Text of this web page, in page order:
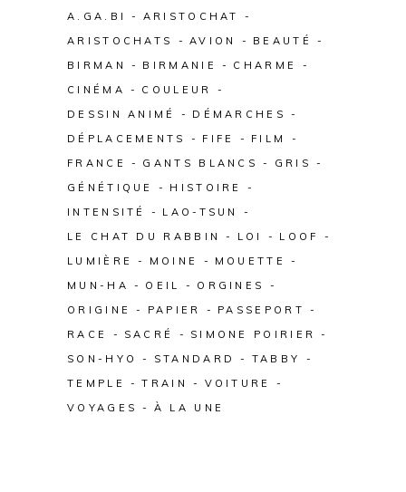
A.GA.BI
ARISTOCHAT
ARISTOCHATS
AVION
BEAUTÉ
BIRMAN
BIRMANIE
CHARME
CINÉMA
COULEUR
DESSIN ANIMÉ
DÉMARCHES
DÉPLACEMENTS
FIFE
FILM
FRANCE
GANTS BLANCS
GRIS
GÉNÉTIQUE
HISTOIRE
INTENSITÉ
LAO-TSUN
LE CHAT DU RABBIN
LOI
LOOF
LUMIÈRE
MOINE
MOUETTE
MUN-HA
OEIL
ORGINES
ORIGINE
PAPIER
PASSEPORT
RACE
SACRÉ
SIMONE POIRIER
SON-HYO
STANDARD
TABBY
TEMPLE
TRAIN
VOITURE
VOYAGES
À LA UNE